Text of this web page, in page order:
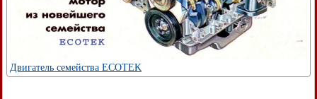
Двигатель семейства ECOTEK